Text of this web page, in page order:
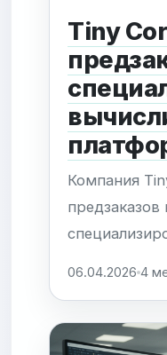
Tiny
Компания
заказчиков:
06.04.2026 4